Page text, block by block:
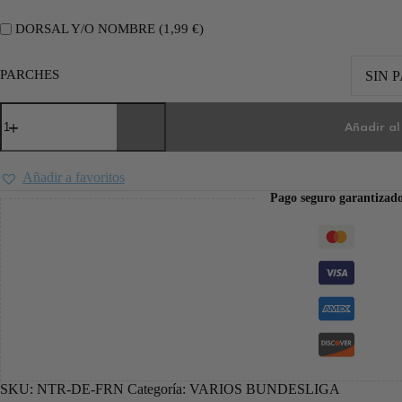
DORSAL Y/O NOMBRE (1,99 €)
PARCHES SIN
Añadir
Añadir a favoritos
Pago seguro
SKU: NTR-DE-FRN Categoría: VARIOS BUNDESLIGA